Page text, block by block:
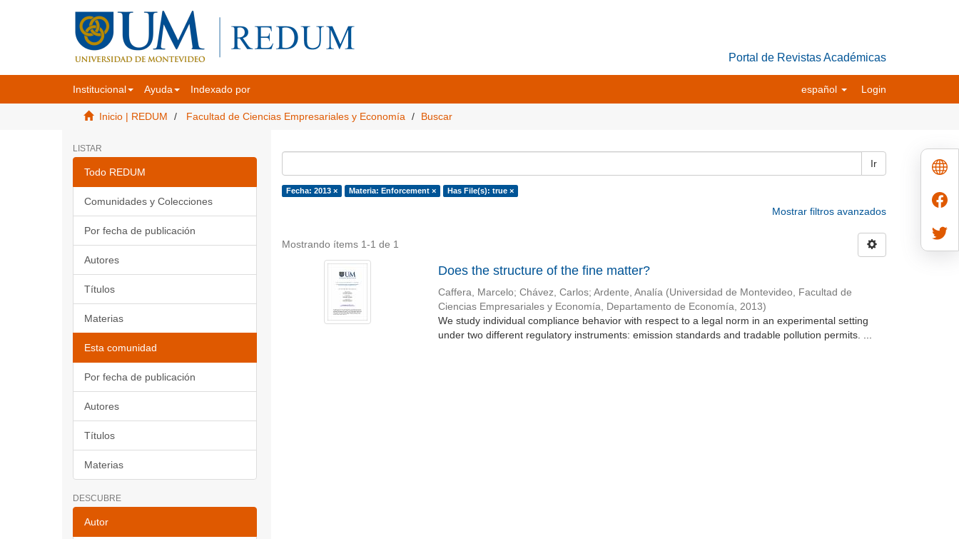
Portal de Revistas Académicas
Institucional Ayuda Indexado por español Login
Inicio | REDUM Facultad de Ciencias Empresariales y Economía Buscar
LISTAR
Todo REDUM
Comunidades y Colecciones
Por fecha de publicación
Autores
Títulos
Materias
Esta comunidad
Por fecha de publicación
Autores
Títulos
Materias
DESCUBRE
Autor
Ir
Fecha: 2013 × Materia: Enforcement × Has File(s): true ×
Mostrar filtros avanzados
Mostrando ítems 1-1 de 1
Does the structure of the fine matter?
Caffera, Marcelo; Chávez, Carlos; Ardente, Analía (Universidad de Montevideo, Facultad de
Ciencias Empresariales y Economía, Departamento de Economía, 2013)
We study individual compliance behavior with respect to a legal norm in an experimental setting
under two different regulatory instruments: emission standards and tradable pollution permits. ...